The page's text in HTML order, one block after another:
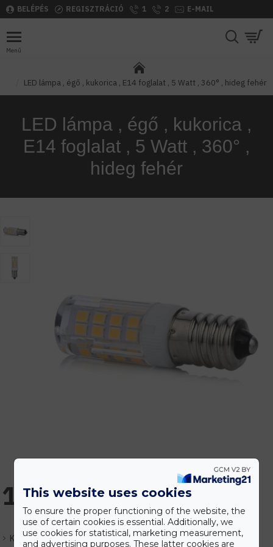
BELÉPÉS REGISZTRÁCIÓ 1 2 E-MAIL
LED lámpa , égő , kukorica , E14 foglalat , 5 Watt , 360° , hideg fehér
LED lámpa , égő , kukorica ,
E14 foglalat , 5 Watt , 360° ,
hideg fehér
Készlet: Központi raktár (1-7nap)
1.034 Ft
This website uses cookies
To ensure the proper functioning of the website, the
use of certain cookies is essential. Additionally, we
use cookies for statistical, marketing measurement,
and advertising purposes. These latter cookies are